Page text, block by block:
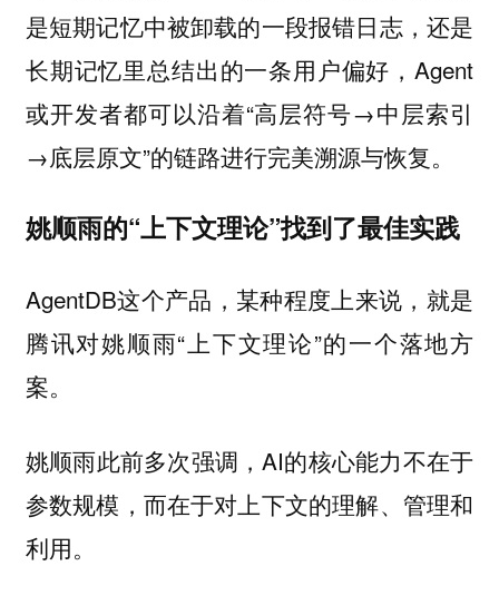
是短期记忆中被卸载的一段报错日志，还是
长期记忆里总结出的一条用户偏好，Agent
或开发者都可以沿着“高层符号→中层索引
→底层原文”的链路进行完美溯源与恢复。
姚顺雨的“上下文理论”找到了最佳实践
AgentDB这个产品，某种程度上来说，就是
腾讯对姚顺雨“上下文理论”的一个落地方
案。
姚顺雨此前多次强调，AI的核心能力不在于
参数规模，而在于对上下文的理解、管理和
利用。